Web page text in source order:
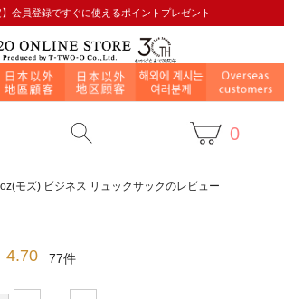
】会員登録ですぐに使えるポイントプレゼント
0
モズ) ビジネス リュックサックのレビュー
4.70 77